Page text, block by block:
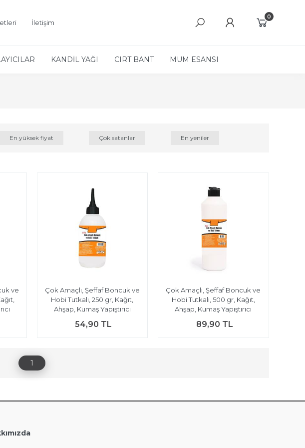
İletişim
0
KANDİL YAĞI CIRT BANT MUM ESANSI
En yüksek fiyat Çok satanlar En yeniler
ve
Çok Amaçlı, Şeffaf Boncuk ve
Hobi Tutkalı, 250 gr, Kağıt,
Ahşap, Kumaş Yapıştırıcı
54,90 TL
Çok Amaçlı, Şeffaf Boncuk ve
Hobi Tutkalı, 500 gr, Kağıt,
Ahşap, Kumaş Yapıştırıcı
89,90 TL
1